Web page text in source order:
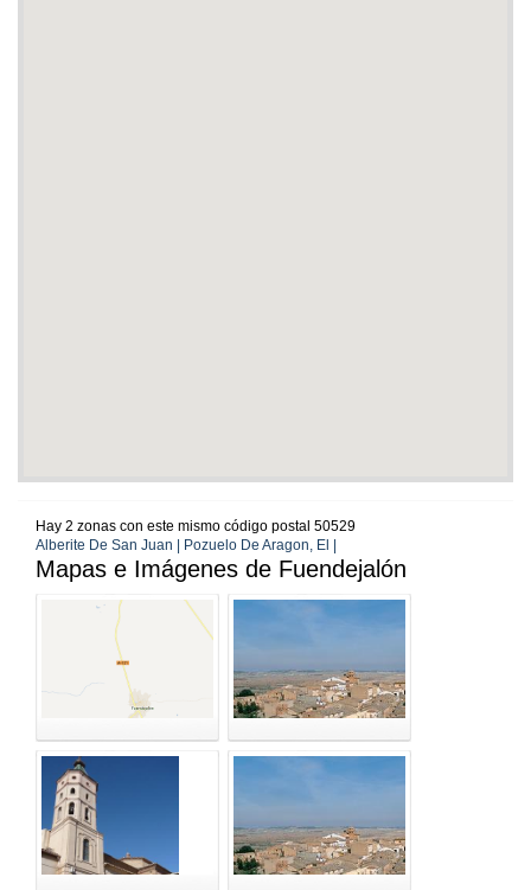
Hay 2 zonas con este mismo código postal 50529
Alberite De San Juan | Pozuelo De Aragon, El |
Mapas e Imágenes de Fuendejalón